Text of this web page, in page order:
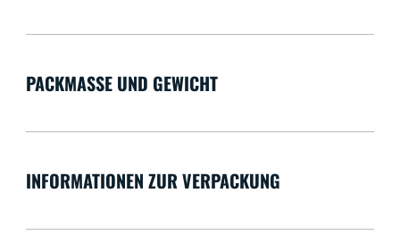
PACKMASSE UND GEWICHT
INFORMATIONEN ZUR VERPACKUNG